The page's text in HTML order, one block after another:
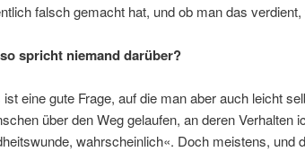
falsch gemacht hat, und ob man das
spricht niemand darüber?
ist eine gute Frage, auf die man aber auch leicht
über den Weg gelaufen, an deren Verhalten
wahrscheinlich«. Doch meistens, und